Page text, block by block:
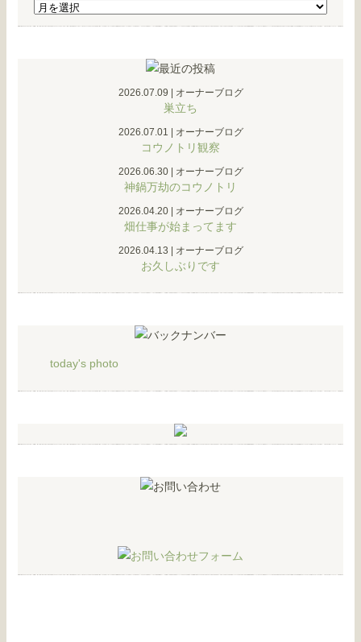
2026.07.09 オーナーブログ
巣立ち
2026.07.01 オーナーブログ
コウノトリ観察
2026.06.30| オーナーブログ
神鍋万劫のコウノトリ
2026.04.20| オーナーブログ
畑仕事が始まってます
2026.04.13 オーナーブログ
お久しぶりです
today's photo